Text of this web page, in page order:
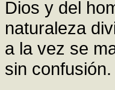
Dios y del
naturaleza
a la vez se
sin